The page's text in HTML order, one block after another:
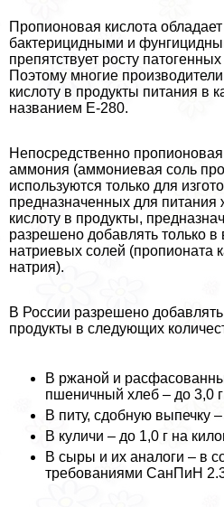
Пропионовая кислота
бактерицидными и
препятствует росту
Поэтому многие
кислоту в продукты питания в
названием Е-280.
Непосредственно
аммония (аммониевая соль
используются только для
предназначенных для
кислоту в продукты,
разрешено добавлять только
натриевых солей (пропионата
натрия).
В России разрешено
продукты в следующих
В ржаной и
пшеничный хлеб – до 3,0
В питу, сдобную выпечку
В куличи – до 1,0 г на
В сыры и их аналоги – в
требованиями СанПиН